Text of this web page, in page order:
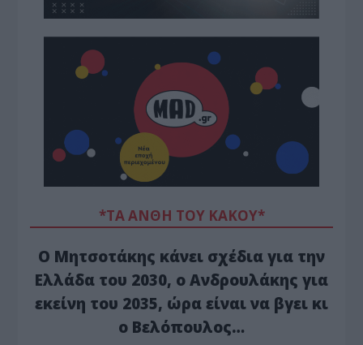
*ΤΑ ΆΝΘΗ ΤΟΥ ΚΑΚΟΎ*
Ο Μητσοτάκης κάνει σχέδια για την
Ελλάδα του 2030, ο Ανδρουλάκης για
εκείνη του 2035, ώρα είναι να βγει κι
ο Βελόπουλος…